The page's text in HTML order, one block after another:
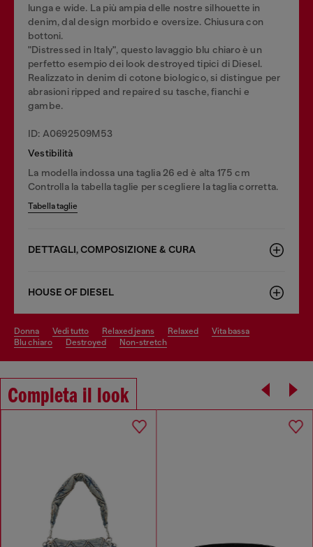
lunga e wide. La più ampia delle nostre silhouette in
denim, dal design morbido e oversize. Chiusura con
bottoni.
"Distressed in Italy", questo lavaggio blu chiaro è un
perfetto esempio dei look destroyed tipici di Diesel.
Realizzato in denim di cotone biologico, si distingue per
abrasioni ripped and repaired su tasche, fianchi e
gambe.
ID: A0692509M53
Vestibilità
La modella indossa una taglia 26 ed è alta 175 cm
Controlla la tabella taglie per scegliere la taglia corretta.
Tabella taglie
DETTAGLI, COMPOSIZIONE & CURA
HOUSE OF DIESEL
donna vedi tutto relaxed jeans relaxed
vita bassa
blu chiaro
destroyed non-stretch
Completa il look